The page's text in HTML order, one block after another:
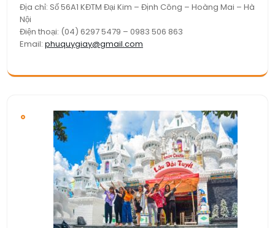
Địa chỉ: Số 56A1 KĐTM Đại Kim – Định Công – Hoàng Mai – Hà
Nội
Điện thoại: (04) 6297 5479 – 0983 506 863
Email: phuquygiay@gmail.com